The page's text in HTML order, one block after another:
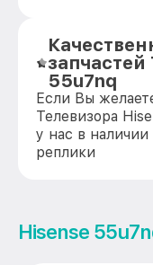
запчастей
55u7nq
Если Вы
Телевизора
у нас в
реплики
Hisense